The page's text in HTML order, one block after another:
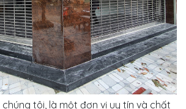
tôi, là một đơn vị uy tín và chất